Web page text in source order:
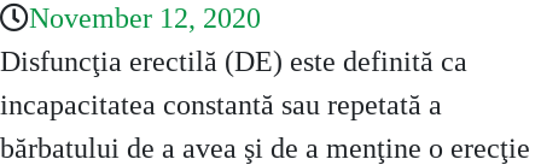
November 12, 2020
Disfuncţia erectilă (DE) este definită ca
incapacitatea constantă sau repetată a
bărbatului de a avea şi de a menţine o erecţie